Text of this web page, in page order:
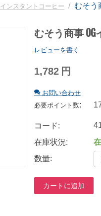
インスタントコーヒー / むそう
むそう商事
レビューを書く
1,782 円
お問い合わせ
必要ポイント数:
コード:
在庫状況:
数量:
カートに追加